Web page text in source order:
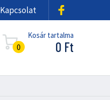
Kapcsolat
0
Kosár tartalma
0 Ft